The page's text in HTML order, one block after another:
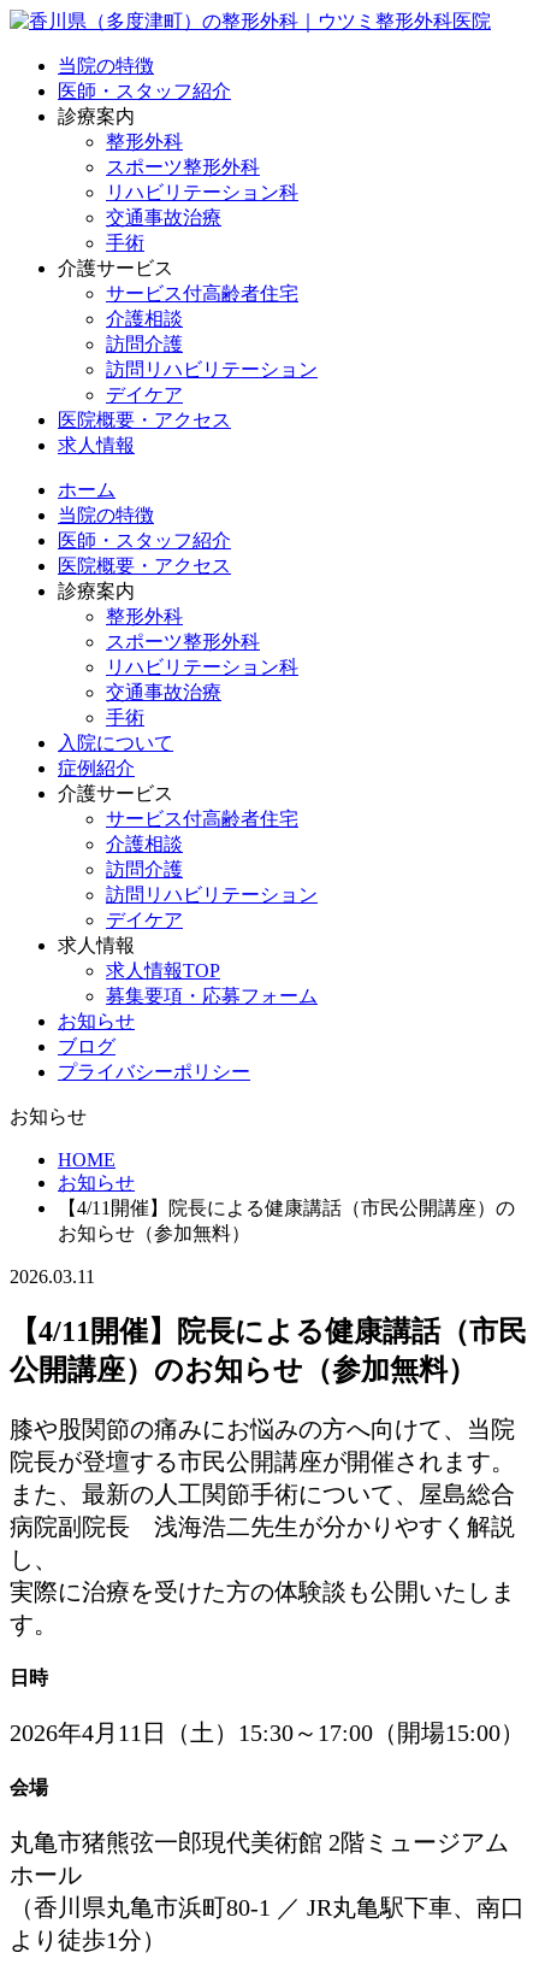
当院の特徴
医師・スタッフ紹介
診療案内
整形外科
スポーツ整形外科
リハビリテーション科
交通事故治療
手術
介護サービス
サービス付高齢者住宅
介護相談
訪問介護
訪問リハビリテーション
デイケア
医院概要・アクセス
求人情報
ホーム
当院の特徴
医師・スタッフ紹介
医院概要・アクセス
診療案内
整形外科
スポーツ整形外科
リハビリテーション科
交通事故治療
手術
入院について
症例紹介
介護サービス
サービス付高齢者住宅
介護相談
訪問介護
訪問リハビリテーション
デイケア
求人情報
求人情報TOP
募集要項・応募フォーム
お知らせ
ブログ
プライバシーポリシー
お知らせ
HOME
お知らせ
【4/11開催】院長による健康講話（市民公開講座）の
お知らせ（参加無料）
2026.03.11
【4/11開催】院長による健康講話（市民
公開講座）のお知らせ（参加無料）
膝や股関節の痛みにお悩みの方へ向けて、当院
院長が登壇する市民公開講座が開催されます。
また、最新の人工関節手術について、屋島総合
病院副院長 浅海浩二先生が分かりやすく解説
し、
実際に治療を受けた方の体験談も公開いたしま
す。
日時
2026年4月11日（土）15:30～17:00（開場15:00）
会場
丸亀市猪熊弦一郎現代美術館 2階ミュージアム
ホール
（香川県丸亀市浜町80-1 ／ JR丸亀駅下車、南口
より徒歩1分）